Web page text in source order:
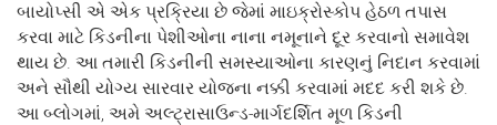
બાયોપ્સી એ એક પ્રક્રિયા છે જેમાં માઇક્રોસ્કોપ હેઠળ તપાસ
કરવા માટે કિડનીના પેશીઓના નાના નમૂનાને દૂર કરવાનો સમાવેશ
થાય છે. આ તમારી કિડનીની સમસ્યાઓના કારણનું નિદાન કરવામાં
અને સૌથી યોગ્ય સારવાર યોજના નક્કી કરવામાં મદદ કરી શકે છે.
આ બ્લોગમાં, અમે અલ્ટ્રાસાઉન્ડ-માર્ગદર્શિત મૂળ કિડની